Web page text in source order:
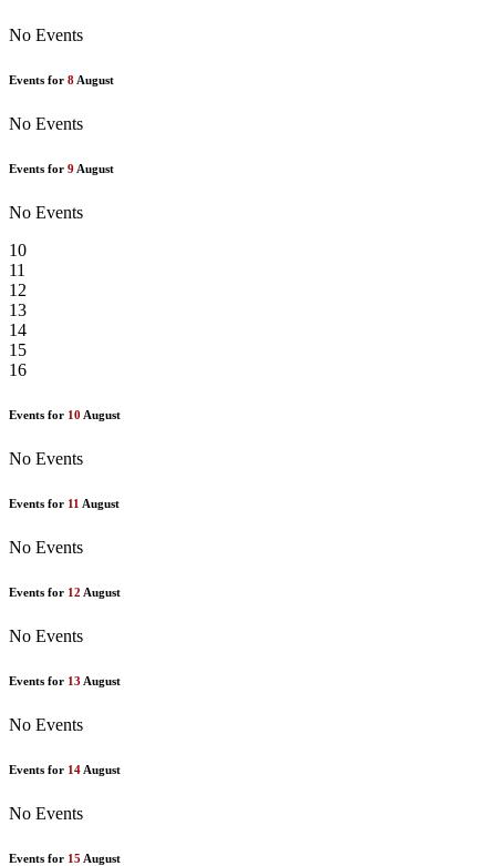
No Events
Events for 8 August
No Events
Events for 9 August
No Events
10
11
12
13
14
15
16
Events for 10 August
No Events
Events for 11 August
No Events
Events for 12 August
No Events
Events for 13 August
No Events
Events for 14 August
No Events
Events for 15 August